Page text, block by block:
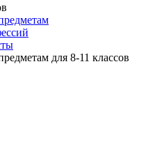
для 8-11 классов